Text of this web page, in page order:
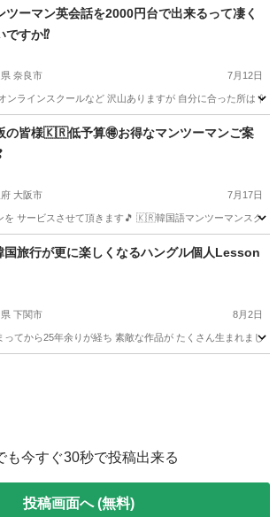
レッスン
ツーマン英会話を2000円台で出来るって凄く
ですか⁉️
奈良市 7月12日
ンラインスクールなど 沢山ありますが 自分に合った所は
会話 マンツーマン
の皆様🇰🇷低予算🉐お得なマンツーマンご案
大阪市 7月17日
を サービスさせて頂きます🎵 🇰🇷韓国語マンツーマンスクー
国語 レッスン
旅行が更に楽しくなるハングル個人Lesson
下関市 8月2日
てから25年余りが経ち 素敵な作品が たくさん生まれまし
も今すぐ30秒で投稿出来る
投稿画面へ (無料)